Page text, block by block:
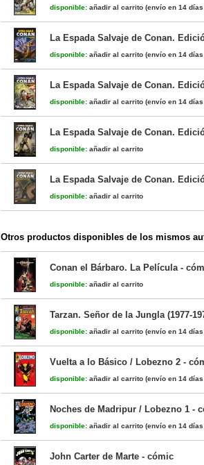
disponible: añadir al carrito (envío en 14
La Espada Salvaje de Conan.
disponible: añadir al carrito (envío en 14
La Espada Salvaje de Conan.
disponible: añadir al carrito (envío en 14
La Espada Salvaje de Conan.
disponible: añadir al carrito
La Espada Salvaje de Conan.
disponible: añadir al carrito
Otros productos disponibles de los mismos
Conan el Bárbaro. La Película -
disponible: añadir al carrito
Tarzan. Señor de la Jungla (1977-
disponible: añadir al carrito (envío en 14
Vuelta a lo Básico / Lobezno 2 -
disponible: añadir al carrito (envío en 14
Noches de Madripur / Lobezno 1 -
disponible: añadir al carrito (envío en 14
John Carter de Marte - cómic